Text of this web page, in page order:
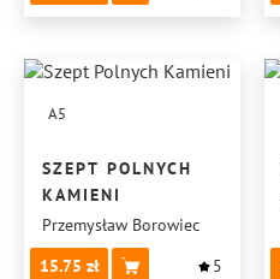
A5
SZEPT POLNYCH
KAMIENI
Przemysław Borowiec
15.75
5